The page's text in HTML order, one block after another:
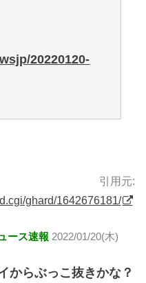
20220120-
引用元:
ghard/1642676181/
ース速報 2022/01/20(木)
からぶっこ抜きかな？